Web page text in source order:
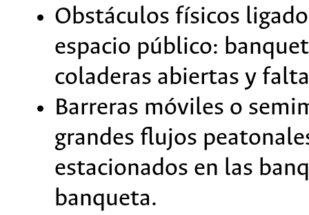
Obstáculos físicos
espacio público:
coladeras abiertas y
Barreras móviles o
grandes flujos
estacionados en las
banqueta.